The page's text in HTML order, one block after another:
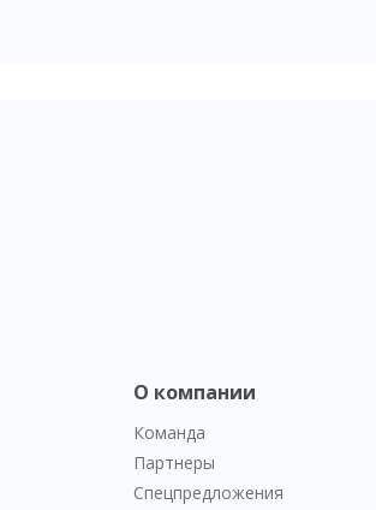
О компании
Команда
Партнеры
Спецпредложения